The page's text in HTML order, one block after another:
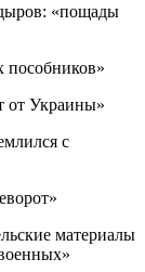
«пощады
пособников»
от Украины»
с
материалы